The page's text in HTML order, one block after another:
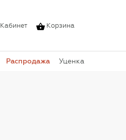
Кабинет Корзина
Распродажа Уценка